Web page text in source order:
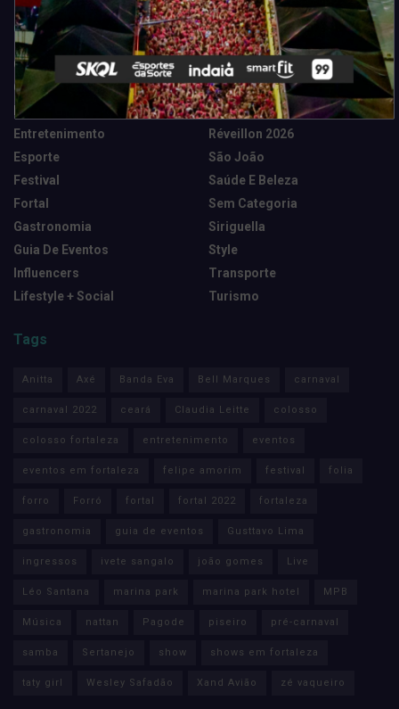
Categorias
Camarote Vip Junino
Cidade
Destaques
Entretenimento
Esporte
Festival
Fortal
Gastronomia
Guia De Eventos
Influencers
Lifestyle + Social
Marketing E Negócios
Música
News Tech
Réveillon 2026
São João
Saúde E Beleza
Sem Categoria
Siriguella
Style
Transporte
Turismo
Tags
Anitta Axé Banda Eva Bell Marques carnaval
carnaval 2022 ceará Claudia Leitte colosso
colosso fortaleza entretenimento eventos
eventos em fortaleza felipe amorim festival folia
forro Forró fortal fortal 2022 fortaleza
gastronomia guia de eventos Gusttavo Lima
ingressos ivete sangalo joão gomes Live
Léo Santana marina park marina park hotel MPB
Música nattan Pagode piseiro pré-carnaval
samba Sertanejo show shows em fortaleza
taty girl Wesley Safadão Xand Avião zé vaqueiro